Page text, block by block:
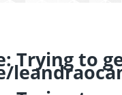
: Trying to